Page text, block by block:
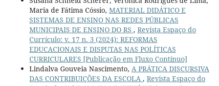
Maria de Fátima Cóssio, MATERIAL DIDÁTICO E
SISTEMAS DE ENSINO NAS REDES PÚBLICAS
MUNICIPAIS DE ENSINO DO RS , Revista Espaço do
Currículo: v. 17 n. 3 (2024): REFORMAS
EDUCACIONAIS E DISPUTAS NAS POLÍTICAS
CURRICULARES [Publicação em Fluxo Contínuo]
Lindalva Gouveia Nascimento, A PRÁTICA DISCURSIVA
DAS CONTRIBUIÇÕES DA ESCOLA , Revista Espaço do